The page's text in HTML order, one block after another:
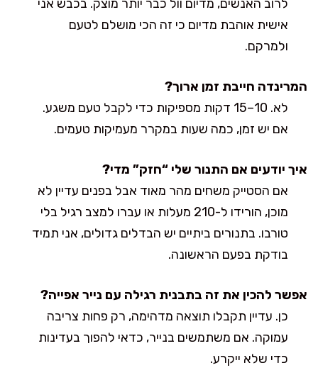
לרוב האנשים, מדיום וול כבר יותר מוצק. בכבש אני
אישית אוהבת מדיום כי זה הכי מושלם לטעם
ולמרקם.
המרינדה חייבת זמן ארוך?
לא. 10–15 דקות מספיקות כדי לקבל טעם משגע.
אם יש זמן, כמה שעות במקרר מעמיקות טעמים.
איך יודעים אם התנור שלי “חזק” מדי?
אם הסטייק משחים מהר מאוד אבל בפנים עדיין לא
מוכן, הורידו ל-210 מעלות או עברו למצב רגיל בלי
טורבו. בתנורים ביתיים יש הבדלים גדולים, אני תמיד
בודקת בפעם הראשונה.
אפשר להכין את זה בתבנית רגילה עם נייר אפייה?
כן. עדיין תקבלו תוצאה מדהימה, רק פחות צריבה
עמוקה. אם משתמשים בנייר, כדאי להפוך בעדינות
כדי שלא ייקרע.